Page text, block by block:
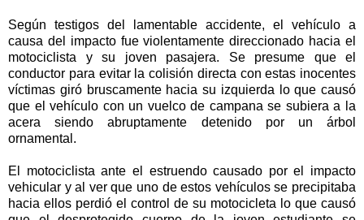
Según testigos del lamentable accidente, el vehículo a
causa del impacto fue violentamente direccionado hacia el
motociclista y su joven pasajera. Se presume que el
conductor para evitar la colisión directa con estas inocentes
víctimas giró bruscamente hacia su izquierda lo que causó
que el vehículo con un vuelco de campana se subiera a la
acera siendo abruptamente detenido por un árbol
ornamental.
El motociclista ante el estruendo causado por el impacto
vehicular y al ver que uno de estos vehículos se precipitaba
hacia ellos perdió el control de su motocicleta lo que causó